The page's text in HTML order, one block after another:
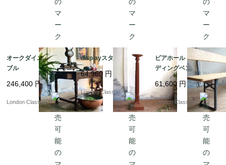
オークダイニングテー
ブル
246,400 円
London Classics
displayスタンド
64,960 円
London Classics
ビアホール フォール
ディングベンチ
61,600 円
London Classics